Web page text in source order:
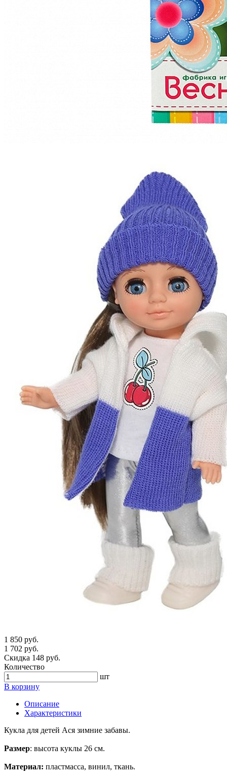
1 850 руб.
1 702 руб.
Скидка 148 руб.
Количество
шт
В корзину
Описание
Характеристики
Кукла для детей Ася зимние забавы.
Размер: высота куклы 26 см.
Материал: пластмасса, винил, ткань.